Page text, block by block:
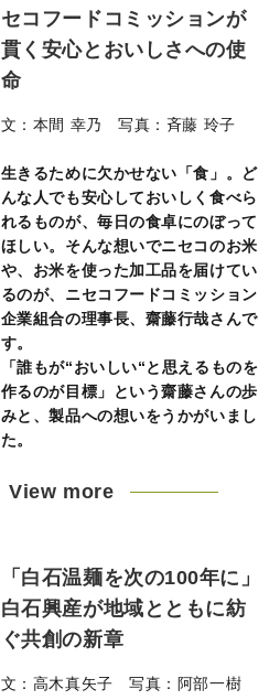
セコフードコミッションが
貫く安心とおいしさへの使
命
文：本間 幸乃 写真：斉藤 玲子
生きるために欠かせない「食」。ど
んな人でも安心しておいしく食べら
れるものが、毎日の食卓にのぼって
ほしい。そんな想いでニセコのお米
や、お米を使った加工品を届けてい
るのが、ニセコフードコミッション
企業組合の理事長、齋藤行哉さんで
す。
「誰もが“おいしい“と思えるものを
作るのが目標」という齋藤さんの歩
みと、製品への想いをうかがいまし
た。
View more
「白石温麺を次の100年に」
白石興産が地域とともに紡
ぐ共創の新章
文：高木真矢子 写真：阿部一樹